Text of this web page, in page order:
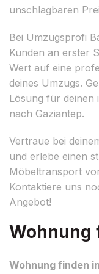
unschlagbaren
Bei Umzugsprofi
Kunden an erster
Wert auf eine
deines Umzugs.
Lösung für deinen
nach Gaziantep.
Vertraue bei
und erlebe einen
Möbeltransport
Kontaktiere uns
Angebot!
Wohnung
Wohnung finden